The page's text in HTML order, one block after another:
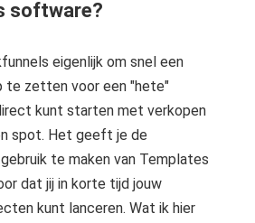
software?
eigenlijk om snel een
te zetten voor een "hete"
kunt starten met verkopen
spot. Het geeft je de
te maken van Templates
dat jij in korte tijd jouw
kunt lanceren. Wat ik hier